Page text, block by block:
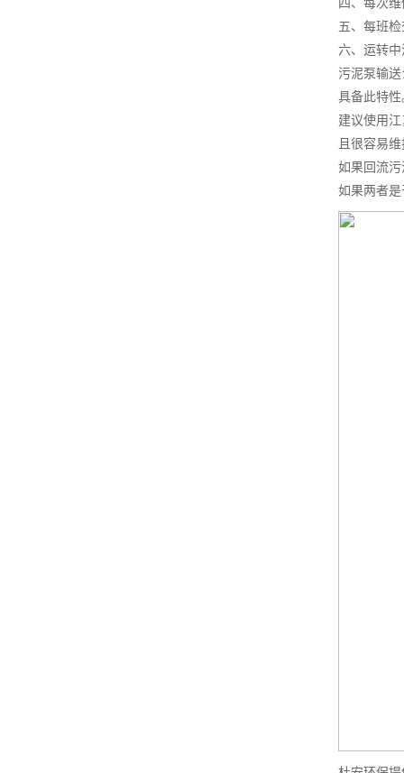
五、每班
六、运转
污泥泵输
具备此特性
建议使用
且很容易
如果回流
如果两者